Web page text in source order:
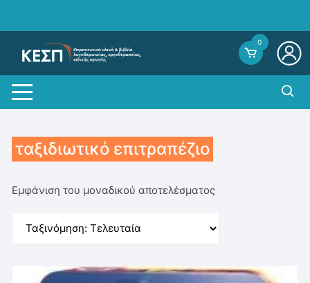
0
ταξιδιωτικό επιτραπέζιο
Εμφάνιση του μοναδικού αποτελέσματος